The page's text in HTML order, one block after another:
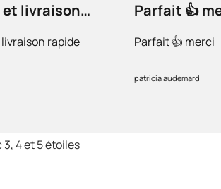
et livraison
rapide
Parfait 👍
Parfait 👍 merci
patricia audemard
3, 4 et 5 étoiles